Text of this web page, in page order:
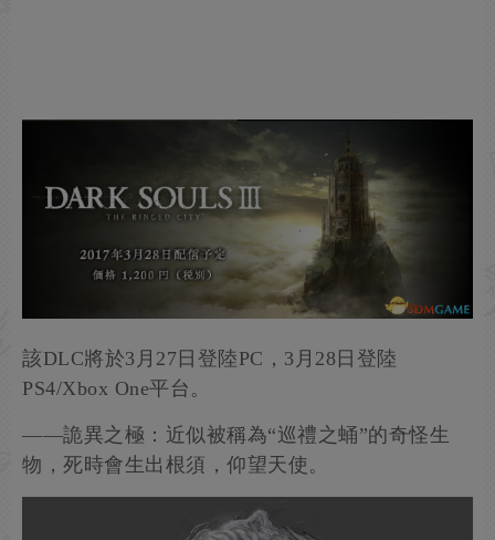
該DLC將於3月27日登陸PC，3月28日登陸
PS4/Xbox One平台。
——詭異之極：近似被稱為“巡禮之蛹”的奇怪生
物，死時會生出根須，仰望天使。